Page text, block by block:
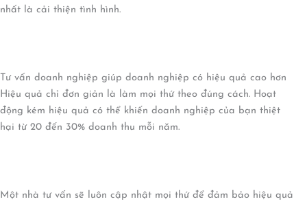
nhất là cải thiện tình hình.
Tư vấn doanh nghiệp giúp doanh nghiệp có hiệu quả cao hơn
Hiệu quả chỉ đơn giản là làm mọi thứ theo đúng cách. Hoạt
động kém hiệu quả có thể khiến doanh nghiệp của bạn thiệt
hại từ 20 đến 30% doanh thu mỗi năm.
Một nhà tư vấn sẽ luôn cập nhật mọi thứ để đảm bảo hiệu quả